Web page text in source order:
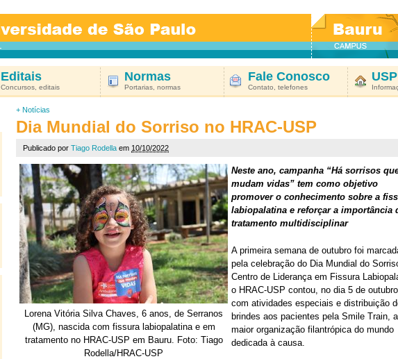
Editais
Concursos, editais
Normas
Portarias, normas
Fale Conosco
Contato, telefones
+ Notícias
Dia Mundial do Sorriso no HRAC-USP
Publicado por Tiago Rodella em 10/10/2022
Lorena Vitória Silva Chaves, 6 anos, de Serranos
(MG), nascida com fissura labiopalatina e em
tratamento no HRAC-USP em Bauru. Foto: Tiago
Rodella/HRAC-USP
Neste ano, campanha “Há sorrisos
mudam vidas” tem como objetivo
promover o conhecimento sobre a
labiopalatina e reforçar a importância
tratamento multidisciplinar
A primeira semana de outubro foi
pela celebração do Dia Mundial do
Centro de Liderança em Fissura
o HRAC-USP contou, no dia 5 de
com atividades especiais e distribuição
brindes aos pacientes pela Smile Train, a
maior organização filantrópica do mundo
dedicada à causa.